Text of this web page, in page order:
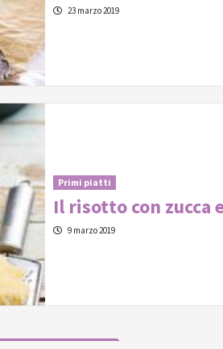
23 marzo 2019
Primi piatti
Il risotto con zucca
9 marzo 2019